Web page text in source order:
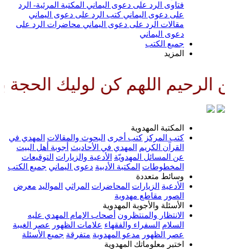
الرد على دعوى اليماني المكتبة المرئية- الرد
دعوى اليماني كتب الرد على دعوى اليماني
الرد على دعوى اليماني محاضرات الرد على
كن لوليك الحجة بن الحسن
المهدوية
كتب أخرى البحوث والمقالات المهدي في
المهدي في الأحاديث أجوبة أهل البيت
المسائل المهدويّة الأدعية والزيارات التوقيعات
المكتبة الأدبية دعوى اليماني جميع الكتب
متعددة
الزيارات المحاضرات المراثي المواليد معرض
مقاطع مهدوية
والأجوبة المهدوية
والمنتظرون أصحاب الإمام المهدي عليه
السفراء والفقهاء علامات الظهور عصر الغيبة
مدعو المهدوية متفرقة جميع الأسئلة
معلوماتك المهدوية